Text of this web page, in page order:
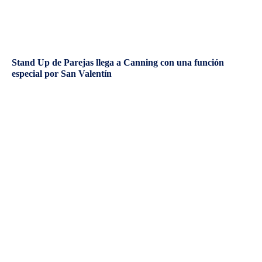
Stand Up de Parejas llega a Canning con una función
especial por San Valentín